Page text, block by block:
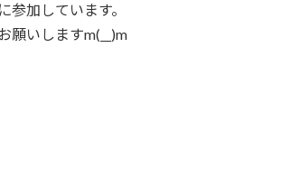
ai
l
参加しています。
願いしますm(__)m